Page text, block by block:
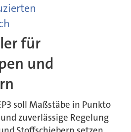
für
und
soll Maßstäbe in Punkto
zuverlässige Regelung